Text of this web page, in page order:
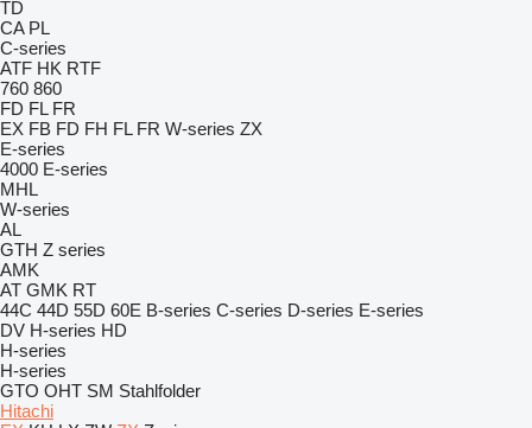
TD
CA PL
C-series
ATF HK RTF
760 860
FD FL FR
EX FB FD FH FL FR W-series ZX
E-series
4000 E-series
MHL
W-series
AL
GTH Z series
AMK
AT GMK RT
44C 44D 55D 60E B-series C-series D-series E-series
DV H-series HD
H-series
H-series
GTO OHT SM Stahlfolder
Hitachi